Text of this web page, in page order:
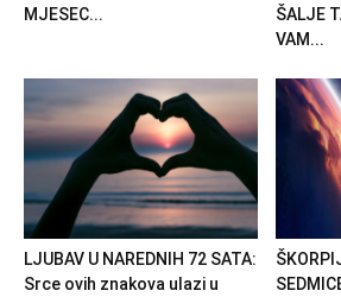
MJESEC...
ŠALJE
VAM...
LJUBAV U NAREDNIH 72 SATA:
Srce ovih znakova ulazi u